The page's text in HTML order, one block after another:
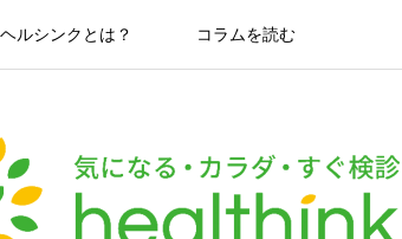
ヘルシンクとは？ コラムを読む